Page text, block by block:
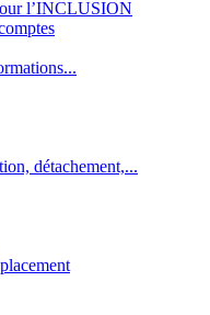
l’INCLUSION
détachement,...